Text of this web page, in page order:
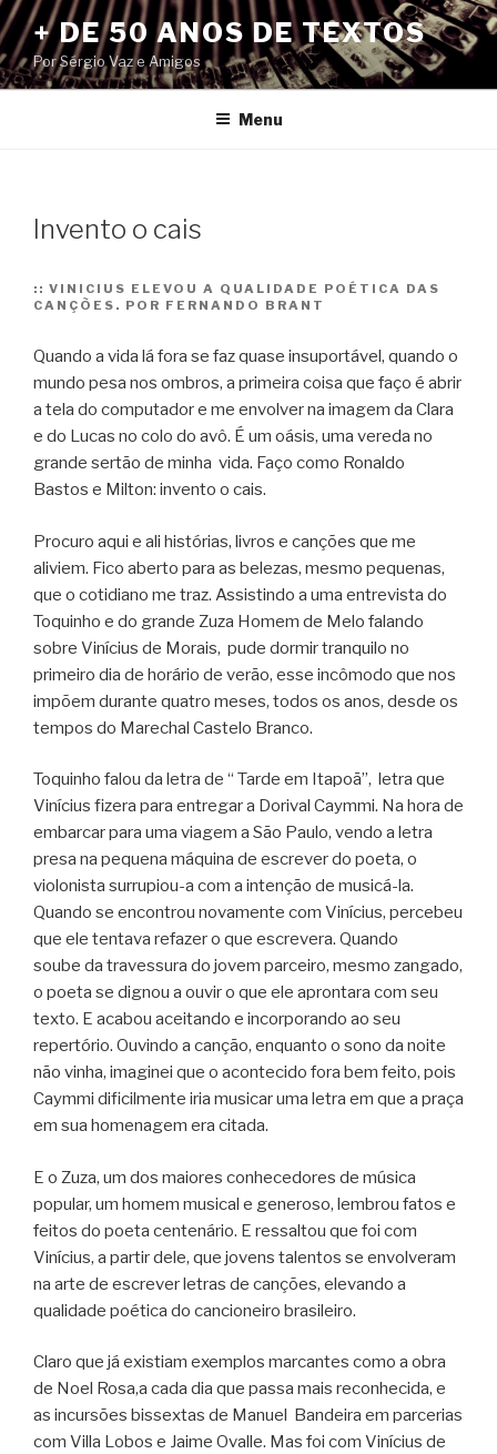
Pular
para
o
conteúdo
+ DE 50 ANOS DE TEXTOS
Por Sérgio Vaz e Amigos
Menu
Invento o cais
:: VINICIUS ELEVOU A QUALIDADE POÉTICA DAS
CANÇÕES. POR FERNANDO BRANT
Quando a vida lá fora se faz quase insuportável, quando o
mundo pesa nos ombros, a primeira coisa que faço é abrir
a tela do computador e me envolver na imagem da Clara
e do Lucas no colo do avô. É um oásis, uma vereda no
grande sertão de minha vida. Faço como Ronaldo
Bastos e Milton: invento o cais.
Procuro aqui e ali histórias, livros e canções que me
aliviem. Fico aberto para as belezas, mesmo pequenas,
que o cotidiano me traz. Assistindo a uma entrevista do
Toquinho e do grande Zuza Homem de Melo falando
sobre Vinícius de Morais, pude dormir tranquilo no
primeiro dia de horário de verão, esse incômodo que nos
impõem durante quatro meses, todos os anos, desde os
tempos do Marechal Castelo Branco.
Toquinho falou da letra de “ Tarde em Itapoã”, letra que
Vinícius fizera para entregar a Dorival Caymmi. Na hora de
embarcar para uma viagem a São Paulo, vendo a letra
presa na pequena máquina de escrever do poeta, o
violonista surrupiou-a com a intenção de musicá-la.
Quando se encontrou novamente com Vinícius, percebeu
que ele tentava refazer o que escrevera. Quando
soube da travessura do jovem parceiro, mesmo zangado,
o poeta se dignou a ouvir o que ele aprontara com seu
texto. E acabou aceitando e incorporando ao seu
repertório. Ouvindo a canção, enquanto o sono da noite
não vinha, imaginei que o acontecido fora bem feito, pois
Caymmi dificilmente iria musicar uma letra em que a praça
em sua homenagem era citada.
E o Zuza, um dos maiores conhecedores de música
popular, um homem musical e generoso, lembrou fatos e
feitos do poeta centenário. E ressaltou que foi com
Vinícius, a partir dele, que jovens talentos se envolveram
na arte de escrever letras de canções, elevando a
qualidade poética do cancioneiro brasileiro.
Claro que já existiam exemplos marcantes como a obra
de Noel Rosa,a cada dia que passa mais reconhecida, e
as incursões bissextas de Manuel Bandeira em parcerias
com Villa Lobos e Jaime Ovalle. Mas foi com Vinícius de